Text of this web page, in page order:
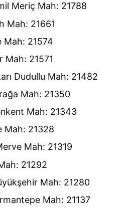
Meriç Mah: 21788
Mah: 21661
Mah: 21574
Mah: 21571
Dudullu Mah: 21482
Mah: 21350
Mah: 21343
Mah: 21328
Mah: 21319
21292
Mah: 21280
Mah: 21137